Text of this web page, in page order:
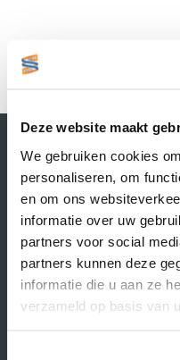
Deze website maakt
We gebruiken cookies
personaliseren, om
en om ons
informatie over uw
partners voor social
partners kunnen deze
informatie die u aan ze
verzameld op basis van
Contactgegevens
Supply Service B.V.
Nijverheidsstraat 25-K
3861 RJ Nijkerk
info@supplyservice.nl
+31 33 468 13 42
KvK nummer: 66384737